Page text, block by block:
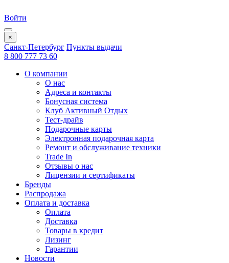
Войти
×
Санкт-Петербург Пункты выдачи
8 800 777 73 60
О компании
О нас
Адреса и контакты
Бонусная система
Клуб Активный Отдых
Тест-драйв
Подарочные карты
Электронная подарочная карта
Ремонт и обслуживание техники
Trade In
Отзывы о нас
Лицензии и сертификаты
Бренды
Распродажа
Оплата и доставка
Оплата
Доставка
Товары в кредит
Лизинг
Гарантии
Новости